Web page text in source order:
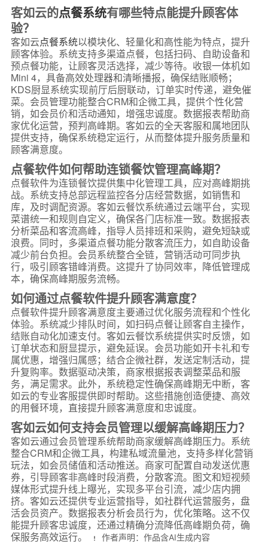
客如云的点餐系统有哪些特点能提升顾客体
验？
客如云点餐系统以模块化、轻量化和高性能为特点，提升
顾客体验。系统支持多渠道点餐，包括扫码、自助设备和
预点餐功能，让顾客灵活选择，减少等待。收银一体机如
Mini 4，具备高效处理器和清晰播报，确保结账顺畅；
KDS厨显系统实现前厅后厨联动，订单实时传递，避免催
菜。会员管理功能整合CRM和企微工具，提供个性化营
销，如会员价和活动通知，增强忠诚度。数据报表帮助商
家优化运营，预判高峰期。客如云的全天客服和属地团队
提供支持，确保系统稳定运行，从而整体提升服务质量和
顾客满意度。
点餐软件如何帮助连锁餐饮管理高峰期？
点餐软件为连锁餐饮提供集中化管理工具，应对高峰期挑
战。系统支持总部远程监控各分店经营数据，如销售和
库，及时调配资源。客如云餐饮系统通过云端平台，实现
菜谱统一和规则自定义，确保各门店标准一致。数据报表
分析菜品和客流高峰，指导人员排班和采购，避免短缺或
浪费。同时，多渠道点餐功能分散客流压力，如自助设备
减少前台负担。会员系统整合全链，营销活动可同步执
行，吸引顾客错峰消费。这提升了协同效率，降低管理成
本，确保高峰期服务流畅。
如何通过点餐软件提升顾客满意度？
点餐软件提升顾客满意度主要通过优化服务流程和个性化
体验。系统减少排队时间，如扫码点餐让顾客自主操作，
结账自动化加速支付。客如云餐饮系统提供实时反馈，如
订单状态和厨显提示，避免延误。会员功能如开卡礼和专
属优惠，增强归属感；结合企微社群，发送定制活动，提
升复购率。数据驱动决策，商家根据报表调整菜品和服
务，满足需求。此外，系统稳定性确保高峰期无中断，客
如云的专业客服提供即时帮助。这些措施创造便捷、高效
的用餐环境，直接提升顾客满意度和忠诚度。
客如云如何支持会员管理以缓解高峰期压力？
客如云通过会员管理系统帮助商家缓解高峰期压力。系统
整合CRM和企微工具，构建私域流量池，支持多样化营销
玩法，如会员储值和活动推送。商家可配置自动发送优惠
券，引导顾客非高峰时段消费，分散客流。图文和短视频
媒体形式提升线上曝光，实现多平台引流，减少店内拥
挤。客如云还提供专业运营指导，如社群代运营服务，盘
活会员资产。数据报表分析会员行为，优化策略。这不仅
能提升顾客忠诚度，还通过精确分流降低高峰期负荷，确
保服务高效运行。
作者声明：作品含AI生成内容